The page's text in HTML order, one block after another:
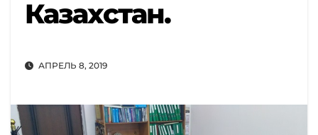
Казахстан.
АПРЕЛЬ 8, 2019